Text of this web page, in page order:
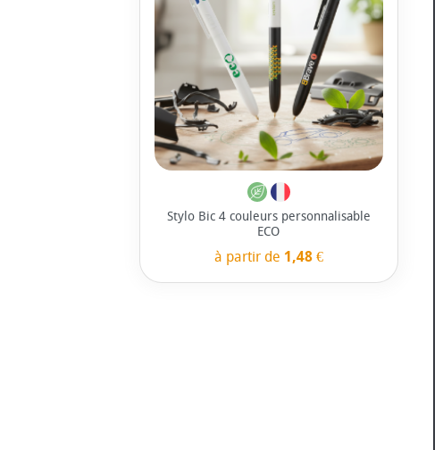
Stylo Bic 4 couleurs personnalisable
ECO
à partir de 1,48 €
Carnet publicitaire A5
Spectrum à couverture
rigide page lignée
à partir de